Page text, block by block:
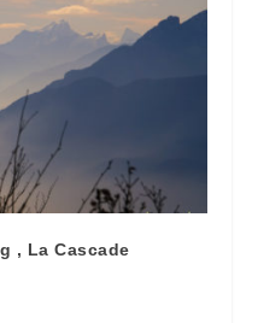
, La Cascade